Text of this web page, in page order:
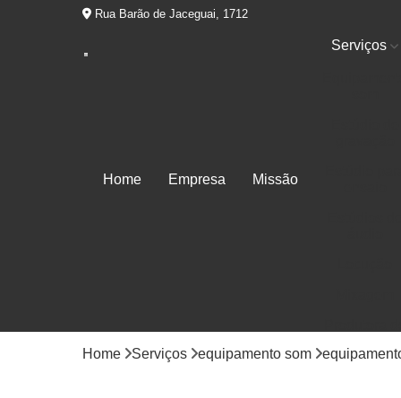
Rua Barão de Jaceguai, 1712
Home Empresa Missão
Serviços
Home
Serviços equipamento som